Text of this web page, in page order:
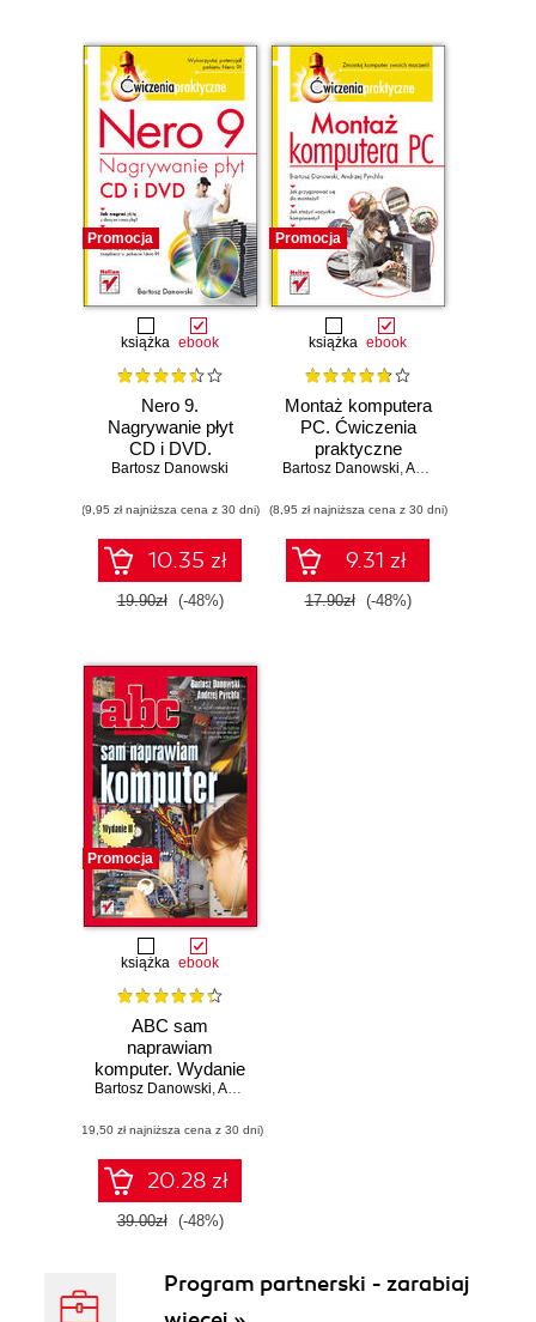
Promocja
książka ebook
Nero 9.
Nagrywanie płyt
CD i DVD.
Ćwiczenia
Bartosz Danowski
(9,95 zł najniższa cena z 30 dni)
10.35 zł
19.90zł (-48%)
Promocja
książka ebook
Montaż komputera
PC. Ćwiczenia
praktyczne
Bartosz Danowski,Andrzej Pyrchla
(8,95 zł najniższa cena z 30 dni)
9.31 zł
17.90zł (-48%)
Promocja
książka ebook
ABC sam
naprawiam
komputer. Wydanie
II
Bartosz Danowski,Andrzej Pyrchla
(19,50 zł najniższa cena z 30 dni)
20.28 zł
39.00zł (-48%)
Program partnerski - zarabiaj